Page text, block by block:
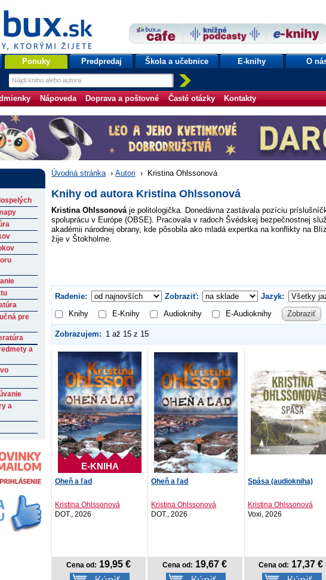
Ponuky Predpredaj Škola a učebnice E-knihy O
Nápoveda Doprava a poštovné Časté otázky Kontakty
Úvodná stránka › Autori › Kristina Ohlssonová
Knihy od autora Kristina Ohlssonová
Kristina Ohlssonováje politologička. Donedávna zastávala pozíciu
spoluprácu v Európe (OBSE). Pracovala v radoch Švédskej bezpečnostnej
akadémii národnej obrany, kde pôsobila ako mladá expertka na konflikty na
žije v Štokholme.
Radenie: Zobraziť: Jazyk:
Knihy
E-Knihy Audioknihy E-Audioknihy Zobraziť
Zobrazujem: 1 až 15 z 15
E-KNIHA
Oheň a ľad
Kristina Ohlssonová
DOT., 2026
Cena od: 19,95 €
Oheň a ľad
Kristina Ohlssonová
DOT., 2026
Cena od: 19,67 €
Spása (audiokniha)
Kristina Ohlssonová
Voxi, 2026
Cena od: 17,37 €
pre
a
a